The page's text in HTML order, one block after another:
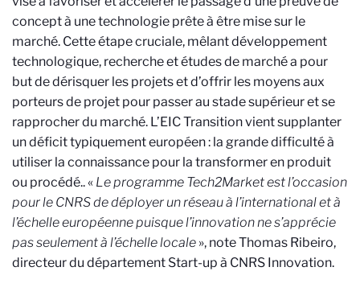
concept à une technologie prête à être mise sur le
marché. Cette étape cruciale, mêlant développement
technologique, recherche et études de marché a pour
but de dérisquer les projets et d’offrir les moyens aux
porteurs de projet pour passer au stade supérieur et se
rapprocher du marché. L’EIC Transition vient supplanter
un déficit typiquement européen : la grande difficulté à
utiliser la connaissance pour la transformer en produit
ou procédé.. « Le programme Tech2Market est l’occasion
pour le CNRS de déployer un réseau à l’international et à
l’échelle européenne puisque l’innovation ne s’apprécie
pas seulement à l’échelle locale », note Thomas Ribeiro,
directeur du département Start-up à CNRS Innovation.